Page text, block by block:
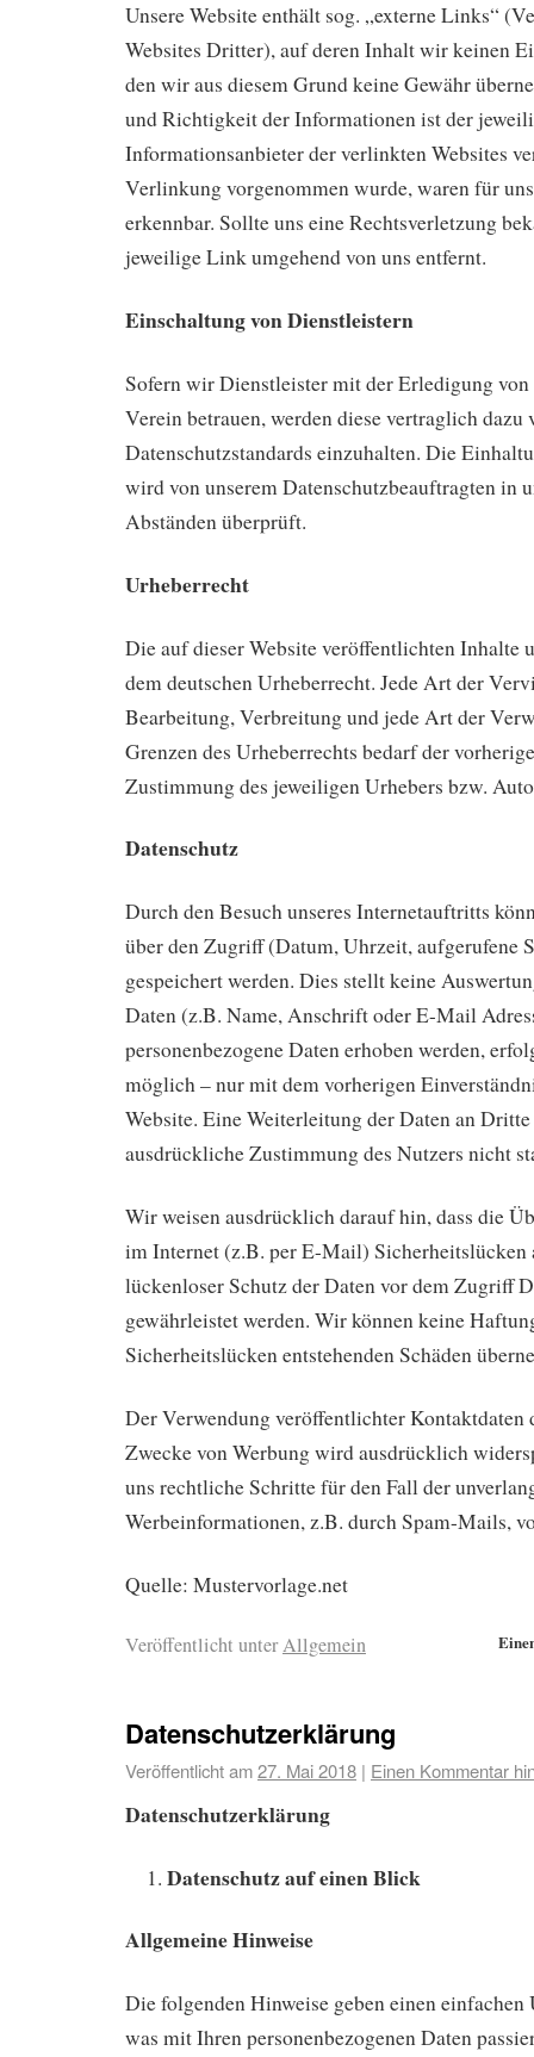
Unsere Website enthält sog. „externe Links“
Websites Dritter), auf deren Inhalt wir keinen
den wir aus diesem Grund keine Gewähr
und Richtigkeit der Informationen ist der
Informationsanbieter der verlinkten Websites
Verlinkung vorgenommen wurde, waren für
erkennbar. Sollte uns eine Rechtsverletzung
jeweilige Link umgehend von uns entfernt.
Einschaltung von Dienstleistern
Sofern wir Dienstleister mit der Erledigung
Verein betrauen, werden diese vertraglich dazu
Datenschutzstandards einzuhalten. Die
wird von unserem Datenschutzbeauftragten in
Abständen überprüft.
Urheberrecht
Die auf dieser Website veröffentlichten Inhalte
dem deutschen Urheberrecht. Jede Art der
Bearbeitung, Verbreitung und jede Art der
Grenzen des Urheberrechts bedarf der
Zustimmung des jeweiligen Urhebers bzw.
Datenschutz
Durch den Besuch unseres Internetauftritts
über den Zugriff (Datum, Uhrzeit, aufgerufene
gespeichert werden. Dies stellt keine
Daten (z.B. Name, Anschrift oder E-Mail
personenbezogene Daten erhoben werden,
möglich – nur mit dem vorherigen
Website. Eine Weiterleitung der Daten an
ausdrückliche Zustimmung des Nutzers nicht
Wir weisen ausdrücklich darauf hin, dass die
im Internet (z.B. per E-Mail) Sicherheitslücken
lückenloser Schutz der Daten vor dem Zugriff
gewährleistet werden. Wir können keine
Sicherheitslücken entstehenden Schäden
Der Verwendung veröffentlichter Kontaktdaten
Zwecke von Werbung wird ausdrücklich
uns rechtliche Schritte für den Fall der
Werbeinformationen, z.B. durch Spam-Mails,
Quelle: Mustervorlage.net
Veröffentlicht unterAllgemein
Datenschutzerklärung
Veröffentlicht am27. Mai 2018 | Einen Kommentar
Datenschutzerklärung
Datenschutz auf einen Blick
Allgemeine Hinweise
Die folgenden Hinweise geben einen
was mit Ihren personenbezogenen Daten